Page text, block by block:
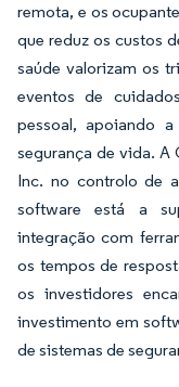
remota, e os
que reduz os custos
saúde valorizam os
eventos de
pessoal, apoiando
segurança de vida. A
Inc. no controlo de
software está a
integração com
os tempos de
os investidores
investimento em
de sistemas de